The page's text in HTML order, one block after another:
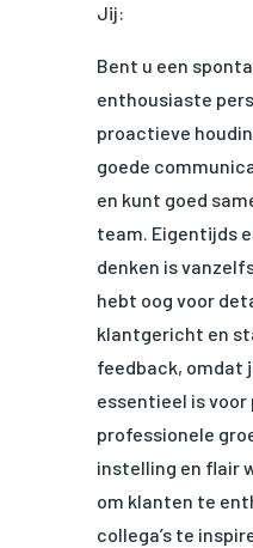
Jij:
Bent u een
enthousiaste
proactieve
goede
en kunt goed
team. Eigentijds
denken is
hebt oog voor
klantgericht en
feedback, omdat
essentieel is voor
professionele
instelling en flair
om klanten te
collega’s te